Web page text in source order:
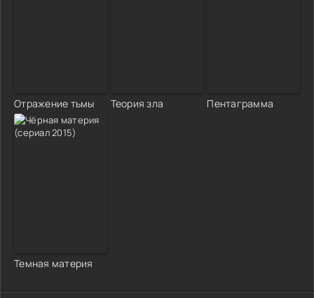
Отражение тьмы Теория зла Пентаграмма
Темная материя